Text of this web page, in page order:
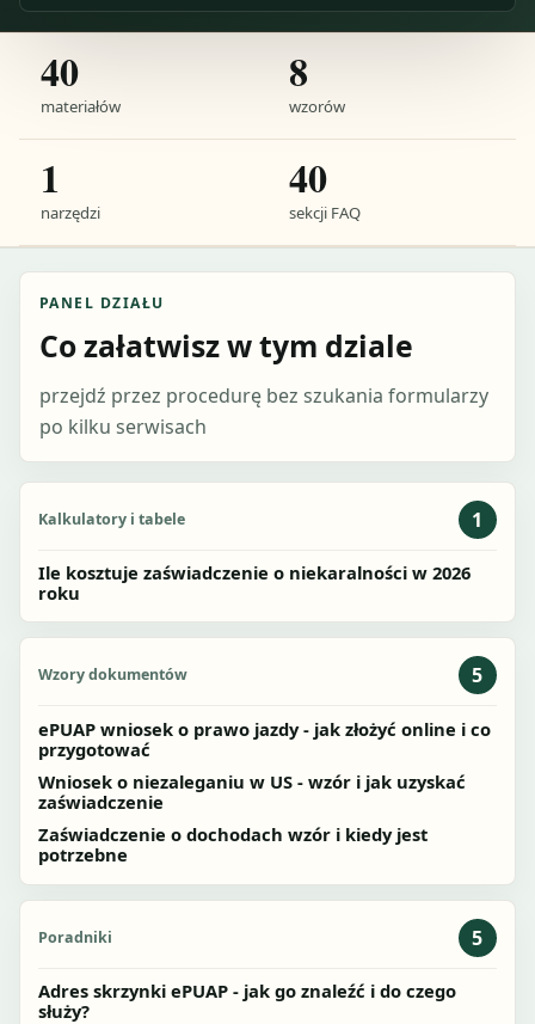
40
materiałów
8
wzorów
1
narzędzi
40
sekcji FAQ
PANEL DZIAŁU
Co załatwisz w tym dziale
przejdź przez procedurę bez szukania formularzy
po kilku serwisach
Kalkulatory i tabele 1
Ile kosztuje zaświadczenie o niekaralności w 2026
roku
Wzory dokumentów 5
ePUAP wniosek o prawo jazdy - jak złożyć online i co
przygotować
Wniosek o niezaleganiu w US - wzór i jak uzyskać
zaświadczenie
Zaświadczenie o dochodach wzór i kiedy jest
potrzebne
Poradniki 5
Adres skrzynki ePUAP - jak go znaleźć i do czego
służy?